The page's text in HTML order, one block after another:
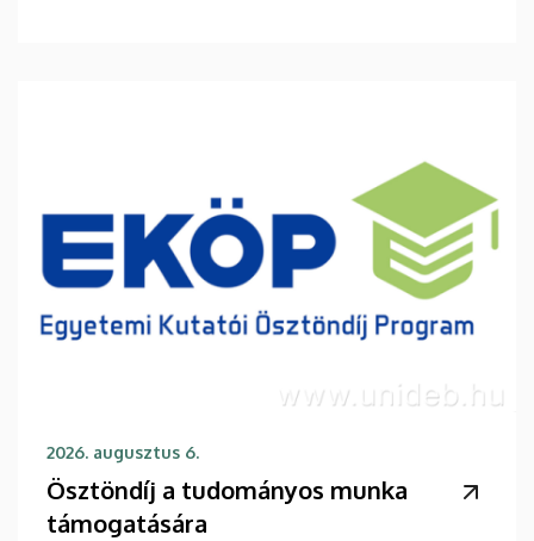
2026. augusztus 6.
Ösztöndíj a tudományos munka
támogatására